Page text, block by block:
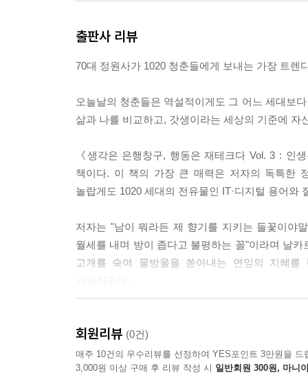
출판사 리뷰
70대 정원사가 1020 청춘들에게 보내는 가장 트렌
오늘날의 청춘들은 역설적이게도 그 어느 세대보
삶과 나를 비교하고, 갓생이라는 세상의 기준에
《생각은 은행창구, 행동은 재테크다 Vol. 3 : 인
책이다. 이 책의 가장 큰 매력은 저자의 독특한
놀랍게도 1020 세대의 전유물인 IT·디지털 용어와
저자는 "남이 뭐라든 제 향기를 지키는 들꽃이야
월세를 내며 방이 좁다고 불평하는 꼴"이라며 날
고개를 숙여 물방울을 쏟아내는 연잎의 지혜
잔소리와는 궤를 달리한다. 3장에서 지적하듯, 생
발을 움직여 창구 앞으로 걸어가 사인을 해야 인
회원리뷰 (0건)
매주 10건의 우수리뷰를 선정하여 YES포인트 3만원을 드
3,000원 이상 구매 후 리뷰 작성 시 일반회원 300원, 마니